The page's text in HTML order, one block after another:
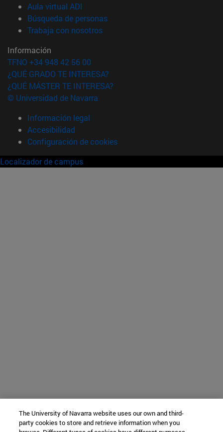
Aula virtual ADI
Búsqueda de personas(abre en nueva ventana)
Trabaja con nosotros(abre en nueva ventana)
Información
TFNO +34 948 42 56 00
¿QUÉ GRADO TE INTERESA?
¿QUÉ MÁSTER TE INTERESA?
© Universidad de Navarra
Información legal
Accesibilidad
Configuración de cookies
Localizador de campus
The University of Navarra website uses our own and third-
party cookies to store and retrieve information when you